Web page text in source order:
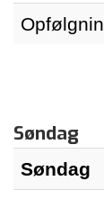
Søndag
Søndag